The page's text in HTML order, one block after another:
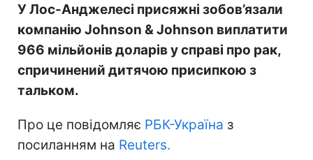
У Лос-Анджелесі присяжні зобов’язали
компанію Johnson & Johnson виплатити
966 мільйонів доларів у справі про рак,
спричинений дитячою присипкою з
тальком.
Про це повідомляє РБК-Україна з
посиланням на Reuters.